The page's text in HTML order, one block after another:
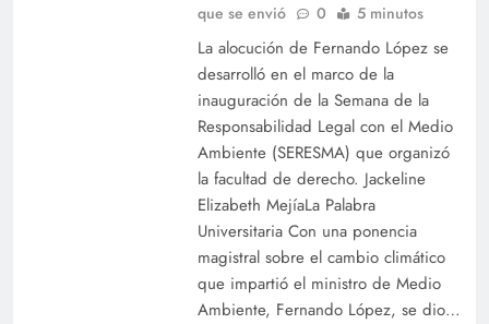
que se envió
0 5 minutos
La alocución de Fernando López se
desarrolló en el marco de la
inauguración de la Semana de la
Responsabilidad Legal con el Medio
Ambiente (SERESMA) que organizó
la facultad de derecho. Jackeline
Elizabeth MejíaLa Palabra
Universitaria Con una ponencia
magistral sobre el cambio climático
que impartió el ministro de Medio
Ambiente, Fernando López, se dio…